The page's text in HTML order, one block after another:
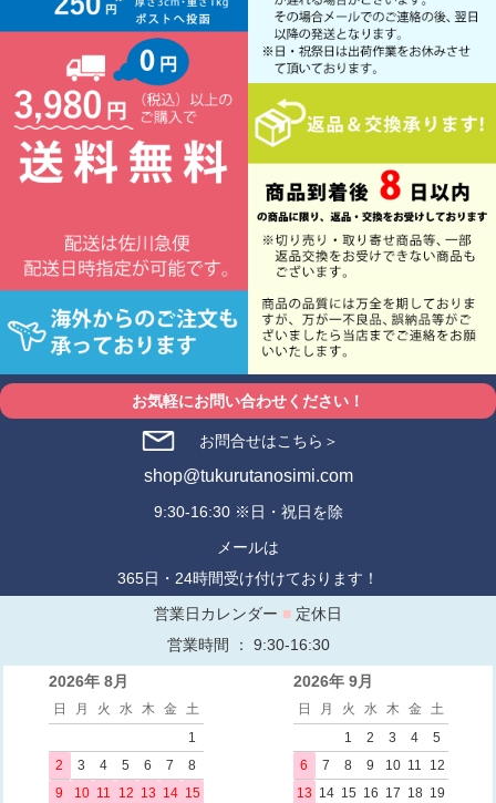
お気軽にお問い合わせください！
お問合せはこちら＞
shop@tukurutanosimi.com
9:30-16:30 ※日・祝日を除
メールは
365日・24時間受け付けております！
営業日カレンダー ■ 定休日
営業時間 ： 9:30-16:30
2026年 8月
日 月 火 水 木 金
土
1
2
3 4 5 6 7
8
9
10 11 12 13 14 15
2026年 9月
日 月 火 水 木 金
土
1
2 3 4
5
6
7 8 9 10 11
12
13 14 15 16 17 18 19